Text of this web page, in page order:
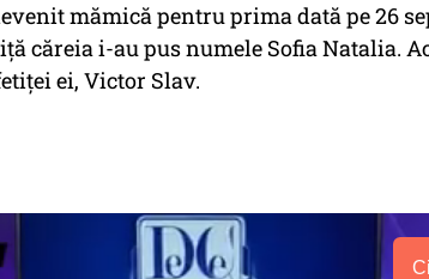
mămică pentru prima dată pe 26
căreia i-au pus numele Sofia Natalia.
ei, Victor Slav.